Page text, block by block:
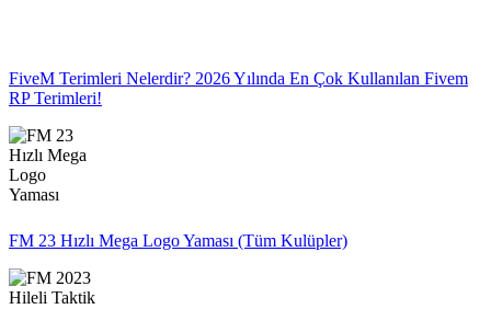
FiveM Terimleri Nelerdir? 2026 Yılında En Çok Kullanılan Fivem
RP Terimleri!
FM 23 Hızlı Mega Logo Yaması (Tüm Kulüpler)